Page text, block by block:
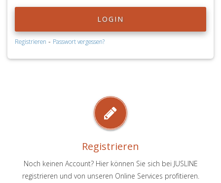
LOGIN
Registrieren - Passwort vergessen?
Registrieren
Noch keinen Account? Hier können Sie sich bei JUSLINE
registrieren und von unseren Online Services profitieren.